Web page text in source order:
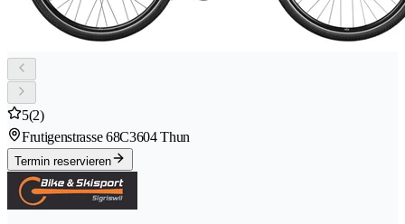
5(2)
Frutigenstrasse 68C3604 Thun
Termin reservieren